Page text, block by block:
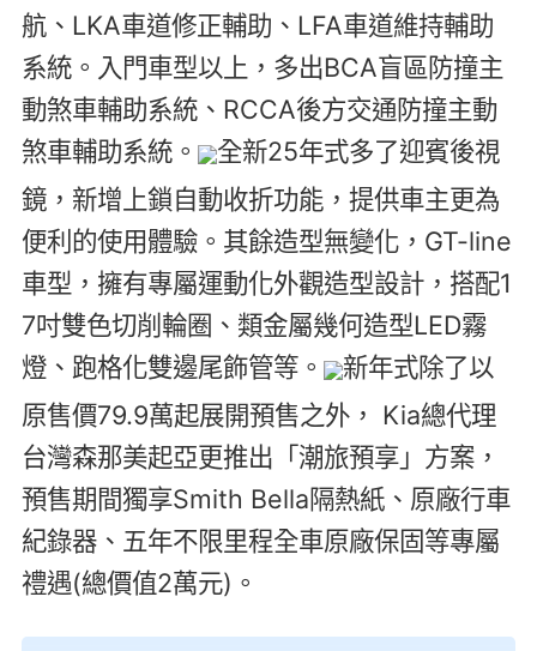
航、LKA車道修正輔助、LFA車道維持輔助
系統。入門車型以上，多出BCA盲區防撞主
動煞車輔助系統、RCCA後方交通防撞主動
煞車輔助系統。
全新25年式多了迎賓後視
鏡，新增上鎖自動收折功能，提供車主更為
便利的使用體驗。其餘造型無變化，GT-line
車型，擁有專屬運動化外觀造型設計，搭配1
7吋雙色切削輪圈、類金屬幾何造型LED霧
燈、跑格化雙邊尾飾管等。
新年式除了以
原售價79.9萬起展開預售之外， Kia總代理
台灣森那美起亞更推出「潮旅預享」方案，
預售期間獨享Smith Bella隔熱紙、原廠行車
紀錄器、五年不限里程全車原廠保固等專屬
禮遇(總價值2萬元)。